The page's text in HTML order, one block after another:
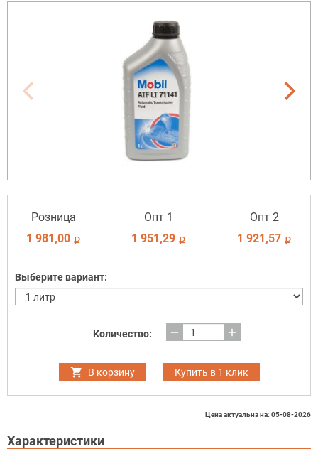
Розница
1 981,00 i
Опт 1
1 951,29 i
Опт 2
1 921,57 i
Выберите вариант:
Количество: remove add
В корзину Купить в 1 клик
Цена актуальна на: 05-08-2026
Характеристики